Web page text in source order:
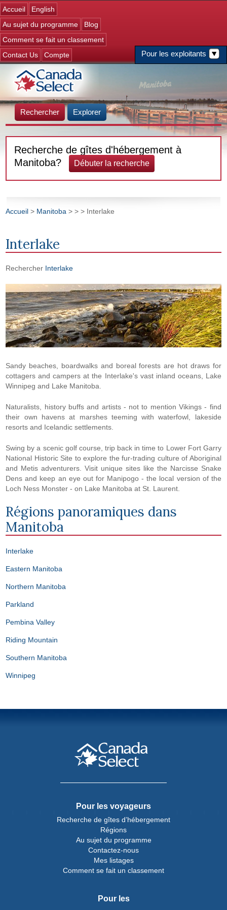
Accueil
English
Au sujet du programme
Blog
Pour les exploitants
Comment se fait un classement
Contact Us
Compte
Rechercher Explorer
Recherche de gîtes d'hébergement à
Manitoba?
Débuter la recherche
Accueil > Manitoba >>> Interlake
Interlake
Rechercher Interlake
Sandy beaches, boardwalks and boreal forests are hot draws for
cottagers and campers at the Interlake's vast inland oceans, Lake
Winnipeg and Lake Manitoba.
Naturalists, history buffs and artists - not to mention Vikings - find
their own havens at marshes teeming with waterfowl, lakeside
resorts and Icelandic settlements.
Swing by a scenic golf course, trip back in time to Lower Fort Garry
National Historic Site to explore the fur-trading culture of Aboriginal
and Metis adventurers. Visit unique sites like the Narcisse Snake
Dens and keep an eye out for Manipogo - the local version of the
Loch Ness Monster - on Lake Manitoba at St. Laurent.
Régions panoramiques dans
Manitoba
Interlake
Eastern Manitoba
Northern Manitoba
Parkland
Pembina Valley
Riding Mountain
Southern Manitoba
Winnipeg
Pour les voyageurs
Recherche de gîtes d’hébergement
Régions
Au sujet du programme
Contactez-nous
Mes listages
Comment se fait un classement
Pour les